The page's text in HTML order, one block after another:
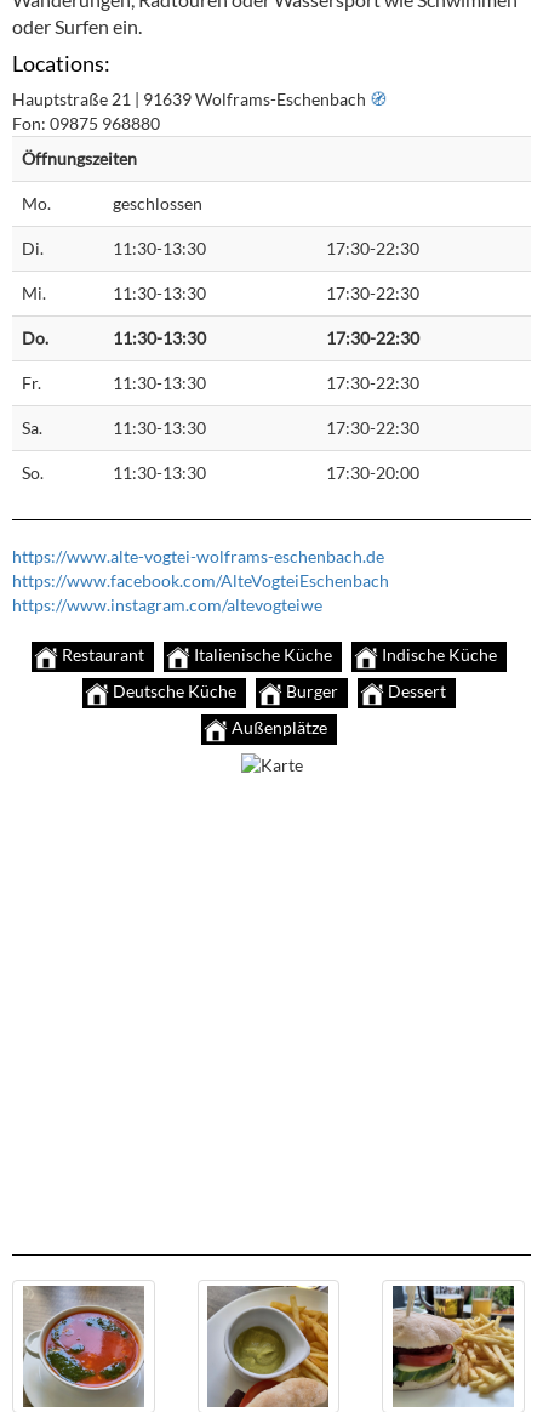
oder Surfen ein.
Locations:
Hauptstraße 21 | 91639 Wolframs-Eschenbach 🧭︎
Fon: 09875 968880
Öffnungszeiten
Mo. geschlossen
Di. 11:30-13:30 17:30-22:30
Mi. 11:30-13:30 17:30-22:30
Do. 11:30-13:30 17:30-22:30
Fr. 11:30-13:30 17:30-22:30
Sa. 11:30-13:30 17:30-22:30
So. 11:30-13:30 17:30-20:00
https://www.alte-vogtei-wolframs-eschenbach.de
https://www.facebook.com/AlteVogteiEschenbach
https://www.instagram.com/altevogteiwe
Restaurant Italienische Küche
Indische Küche
Deutsche Küche
Burger
Dessert
Außenplätze